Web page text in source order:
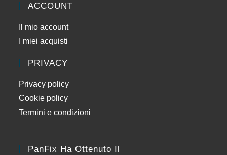
ACCOUNT
Il mio account
I miei acquisti
PRIVACY
Privacy policy
Cookie policy
Termini e condizioni
PanFix Ha Ottenuto Il